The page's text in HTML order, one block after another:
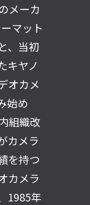
メーカ
マット
、当初
キヤノ
オカメ
始め
組織改
カメラ
を持つ
カメラ
1985年